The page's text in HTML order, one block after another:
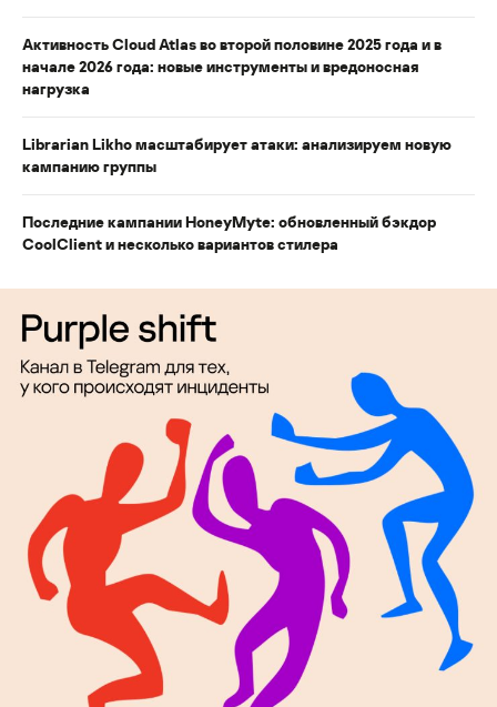
Активность Cloud Atlas во второй половине 2025 года и в
начале 2026 года: новые инструменты и вредоносная
нагрузка
Librarian Likho масштабирует атаки: анализируем новую
кампанию группы
Последние кампании HoneyMyte: обновленный бэкдор
CoolClient и несколько вариантов стилера